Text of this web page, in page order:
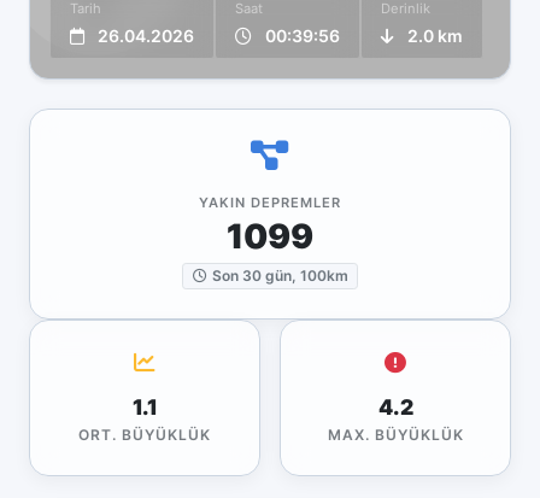
Tarih
26.04.2026
Saat
00:39:56
Derinlik
2.0 km
YAKIN DEPREMLER
1099
Son 30 gün, 100km
1.1
ORT. BÜYÜKLÜK
4.2
MAX. BÜYÜKLÜK